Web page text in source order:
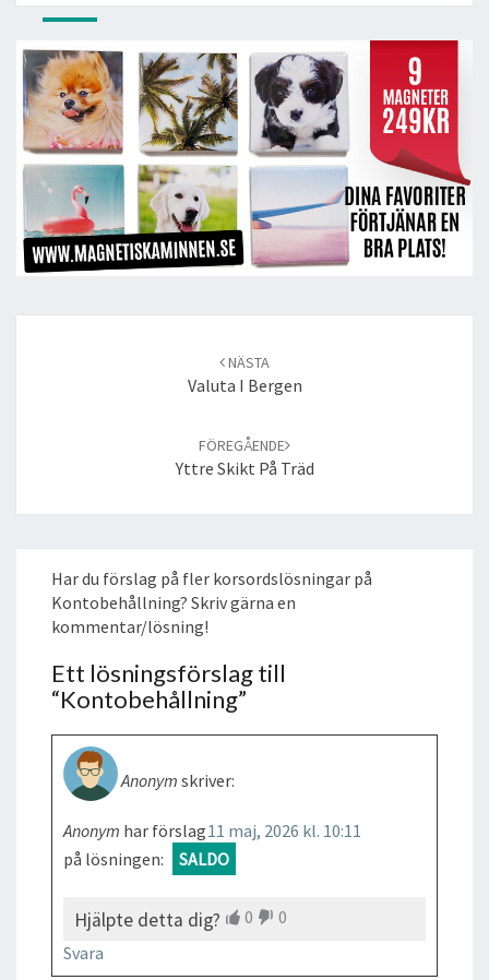
NÄSTA
Valuta I Bergen
FÖREGÅENDE
Yttre Skikt På Träd
Har du förslag på fler korsordslösningar på
Kontobehållning? Skriv gärna en
kommentar/lösning!
Ett lösningsförslag till
“Kontobehållning”
Anonym skriver:
11 maj, 2026 kl. 10:11
Anonym har förslag
på lösningen:
SALDO
Hjälpte detta dig? 0
0
Svara